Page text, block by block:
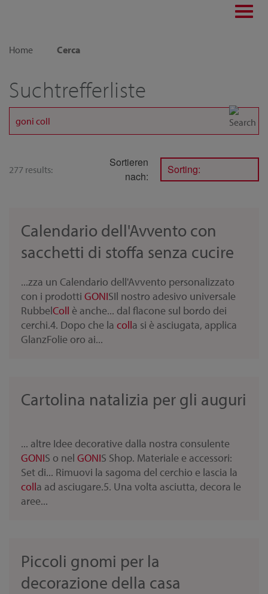
Home
Cerca
Suchtrefferliste
277 results:
Sortieren
nach:
Sorting:
Calendario dell'Avvento con
sacchetti di stoffa senza cucire
...zza un Calendario dell'Avvento personalizzato
con i prodotti GONISIl nostro adesivo universale
RubbelColl è anche... dal flacone sul bordo dei
cerchi.4. Dopo che la colla si è asciugata, applica
GlanzFolie oro ai...
Cartolina natalizia per gli auguri
... altre Idee decorative dalla nostra consulente
GONIS o nel GONIS Shop. Materiale e accessori:
Set di... Rimuovi la sagoma del cerchio e lascia la
colla ad asciugare.5. Una volta asciutta, decora le
aree...
Piccoli gnomi per la
decorazione della casa